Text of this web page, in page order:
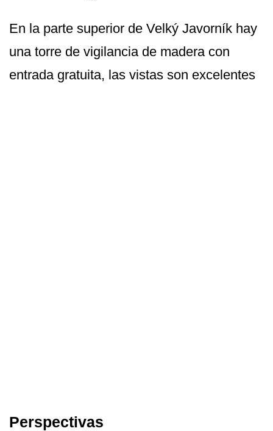
En la parte superior de Velký Javorník hay
una torre de vigilancia de madera con
entrada gratuita, las vistas son excelentes
Perspectivas